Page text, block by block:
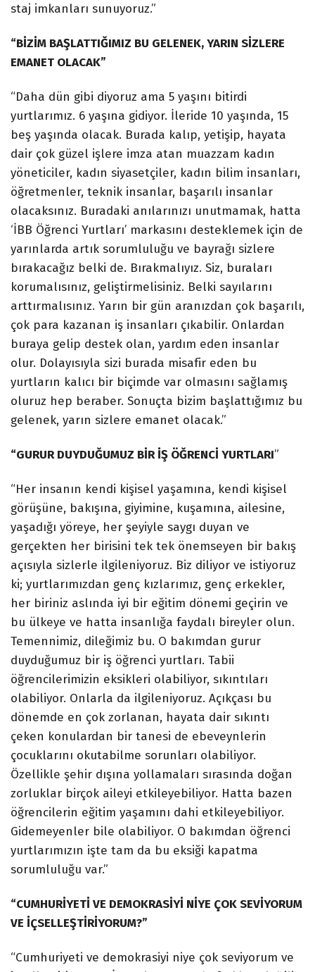
staj imkanları sunuyoruz.”
“BİZİM BAŞLATTIĞIMIZ BU GELENEK, YARIN SİZLERE
EMANET OLACAK”
“Daha dün gibi diyoruz ama 5 yaşını bitirdi
yurtlarımız. 6 yaşına gidiyor. İleride 10 yaşında, 15
beş yaşında olacak. Burada kalıp, yetişip, hayata
dair çok güzel işlere imza atan muazzam kadın
yöneticiler, kadın siyasetçiler, kadın bilim insanları,
öğretmenler, teknik insanlar, başarılı insanlar
olacaksınız. Buradaki anılarınızı unutmamak, hatta
‘İBB Öğrenci Yurtları’ markasını desteklemek için de
yarınlarda artık sorumluluğu ve bayrağı sizlere
bırakacağız belki de. Bırakmalıyız. Siz, buraları
korumalısınız, geliştirmelisiniz. Belki sayılarını
arttırmalısınız. Yarın bir gün aranızdan çok başarılı,
çok para kazanan iş insanları çıkabilir. Onlardan
buraya gelip destek olan, yardım eden insanlar
olur. Dolayısıyla sizi burada misafir eden bu
yurtların kalıcı bir biçimde var olmasını sağlamış
oluruz hep beraber. Sonuçta bizim başlattığımız bu
gelenek, yarın sizlere emanet olacak.”
“GURUR DUYDUĞUMUZ BİR İŞ ÖĞRENCİ YURTLARI”
“Her insanın kendi kişisel yaşamına, kendi kişisel
görüşüne, bakışına, giyimine, kuşamına, ailesine,
yaşadığı yöreye, her şeyiyle saygı duyan ve
gerçekten her birisini tek tek önemseyen bir bakış
açısıyla sizlerle ilgileniyoruz. Biz diliyor ve istiyoruz
ki; yurtlarımızdan genç kızlarımız, genç erkekler,
her biriniz aslında iyi bir eğitim dönemi geçirin ve
bu ülkeye ve hatta insanlığa faydalı bireyler olun.
Temennimiz, dileğimiz bu. O bakımdan gurur
duyduğumuz bir iş öğrenci yurtları. Tabii
öğrencilerimizin eksikleri olabiliyor, sıkıntıları
olabiliyor. Onlarla da ilgileniyoruz. Açıkçası bu
dönemde en çok zorlanan, hayata dair sıkıntı
çeken konulardan bir tanesi de ebeveynlerin
çocuklarını okutabilme sorunları olabiliyor.
Özellikle şehir dışına yollamaları sırasında doğan
zorluklar birçok aileyi etkileyebiliyor. Hatta bazen
öğrencilerin eğitim yaşamını dahi etkileyebiliyor.
Gidemeyenler bile olabiliyor. O bakımdan öğrenci
yurtlarımızın işte tam da bu eksiği kapatma
sorumluluğu var.”
“CUMHURİYETİ VE DEMOKRASİYİ NİYE ÇOK SEVİYORUM
VE İÇSELLEŞTİRİYORUM?”
“Cumhuriyeti ve demokrasiyi niye çok seviyorum ve